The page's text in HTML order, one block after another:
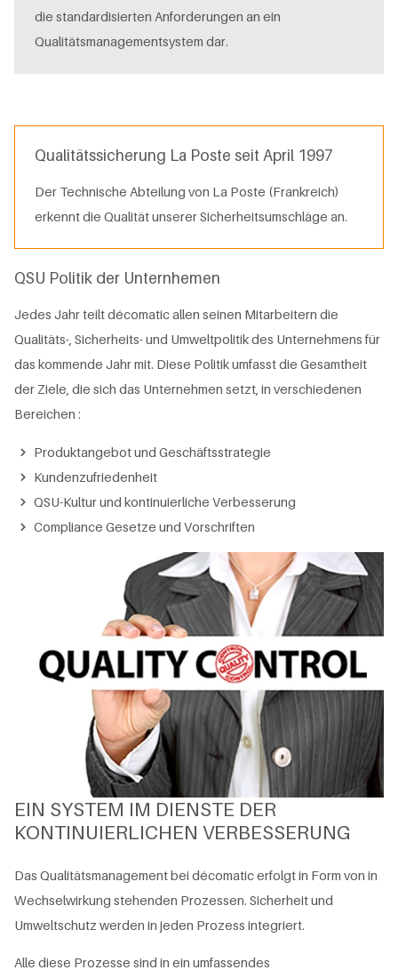
die standardisierten Anforderungen an ein
Qualitätsmanagementsystem dar.
Qualitätssicherung La Poste seit April 1997
Der Technische Abteilung von La Poste (Frankreich)
erkennt die Qualität unserer Sicherheitsumschläge an.
QSU Politik der Unternhemen
Jedes Jahr teilt décomatic allen seinen Mitarbeitern die
Qualitäts-, Sicherheits- und Umweltpolitik des Unternehmens für
das kommende Jahr mit. Diese Politik umfasst die Gesamtheit
der Ziele, die sich das Unternehmen setzt, in verschiedenen
Bereichen :
Produktangebot und Geschäftsstrategie
Kundenzufriedenheit
QSU-Kultur und kontinuierliche Verbesserung
Compliance Gesetze und Vorschriften
EIN SYSTEM IM DIENSTE DER
KONTINUIERLICHEN VERBESSERUNG
Das Qualitätsmanagement bei décomatic erfolgt in Form von in
Wechselwirkung stehenden Prozessen. Sicherheit und
Umweltschutz werden in jeden Prozess integriert.
Alle diese Prozesse sind in ein umfassendes